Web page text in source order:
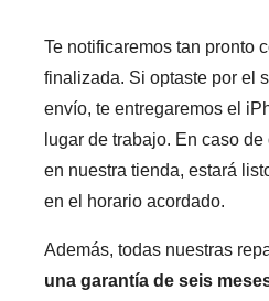
Te notificaremos tan pronto
finalizada. Si optaste por el
envío, te entregaremos el
lugar de trabajo. En caso
en nuestra tienda, estará
en el horario acordado.
Además, todas nuestras
una garantía de seis